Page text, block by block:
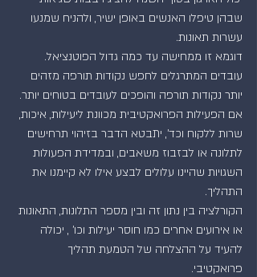
שבהן טיפלו האנשים באופן ישיר, ולהניח שמנעו
עשרות תאונות.
דוגמא זו ממחישה עד כמה גדול הפוטנציאל.
עובדים המתרגלים לחפש נקודות תורפה מזהים
יותר נקודות תורפה והופכים לעובדים בטוחים יותר.
אם הפעילות הפרואקטיבית מכוונת ליעילות, איכות,
שרות ללקוח וכד', יתבטא הדבר בזיהוי תרחישים
לתלונה או לבזבוז משאבים, ובמדידת הפעולות
השגויות שהיינו עלולים לבצע אילו לא קיימנו את
התהליך.
הקורלציה בין נתון זה ובין מספר התלונות, התאונות
או אירועים אחרים כמו חוסר יעילות וכו' , יכולה
להעיד על ההצלחה של הטמעת תהליך
פרואקטיבי.